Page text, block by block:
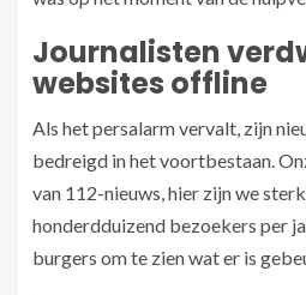
Journalisten
websites offline
Als het persalarm vervalt, zijn
bedreigd in het voortbestaan.
van 112-nieuws, hier zijn we
honderdduizend bezoekers per
burgers om te zien wat er is